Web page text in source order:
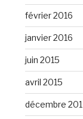
février 2016
janvier 2016
juin 2015
avril 2015
décembre